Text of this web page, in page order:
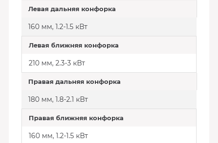
Левая дальняя конфорка
160 мм, 1.2-1.5 кВт
Левая ближняя конфорка
210 мм, 2.3-3 кВт
Правая дальняя конфорка
180 мм, 1.8-2.1 кВт
Правая ближняя конфорка
160 мм, 1.2-1.5 кВт